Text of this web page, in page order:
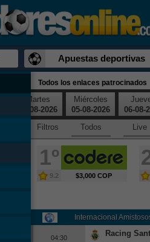
Apuestas deportivas
Todos los enlaces patrocinados
Martes
04-08-2026
Miércoles
05-08-2026
06-08-
Filtros
Todos Live
1º
9.2 $3,000 COP
Internacional
04:30
Racing